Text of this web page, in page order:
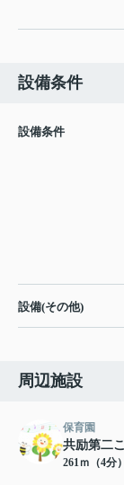
設備条件
設備条件
設備(その他)
周辺施設
保育園
共励第二
261ｍ（4分）